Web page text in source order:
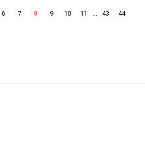
6 7 8 9 10 11 43 44